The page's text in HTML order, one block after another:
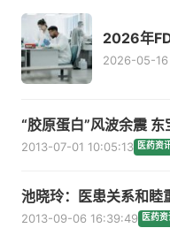
2026年
2026-05-
“胶原蛋白”风波余震
2013-07-01 10:05:13 医药资
池晓玲：医患关系和睦
2013-09-06 16:39:49 医药资